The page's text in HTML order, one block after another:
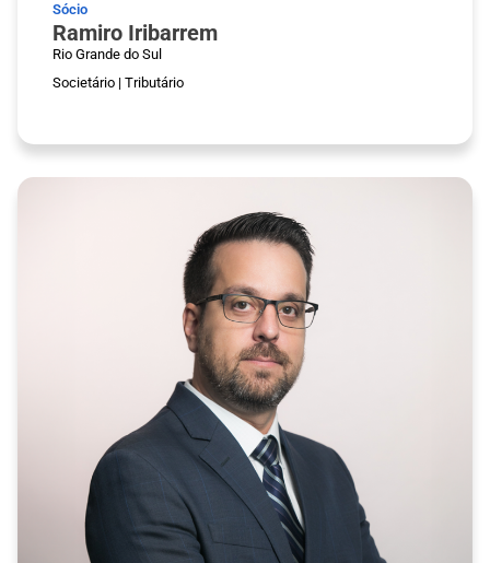
Sócio
Ramiro Iribarrem
Rio Grande do Sul
Societário | Tributário